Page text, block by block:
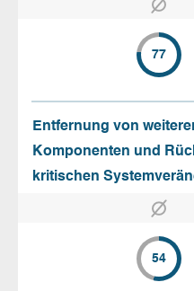
77
Entfernung von
Komponenten und
kritischen
54